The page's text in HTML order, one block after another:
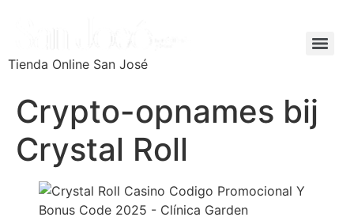
Tienda Online San José
Crypto-opnames bij
Crystal Roll